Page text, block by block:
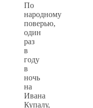
По
народному
поверью,
один
раз
в
году
в
ночь
на
Ивана
Купалу,